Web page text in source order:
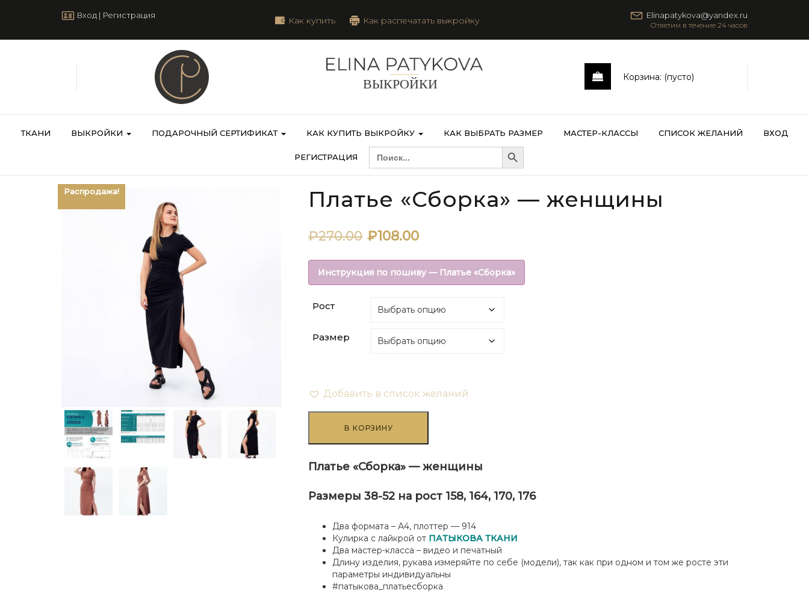
Как купить Как распечатать выкройку
Вход | Регистрация Elinapatykova@yandex.ru
Корзина: (пусто)
ТКАНИ ВЫКРОЙКИ ПОДАРОЧНЫЙ СЕРТИФИКАТ КАК КУПИТЬ ВЫКРОЙКУ КАК ВЫБРАТЬ РАЗМЕР МАСТЕР-КЛАССЫ СПИСОК ЖЕЛАНИЙ ВХОД
РЕГИСТРАЦИЯ
SEARCH
FOR:
Search Button
Распродажа! Платье «Сборка» — женщины
₽270.00 Первоначальная
цена
составляла
₽270.00.
₽108.00Текущая
цена:
₽108.00.
Инструкция по пошиву — Платье «Сборка»
Рост
Размер
Добавить в список желаний
Платье
-
В КОРЗИНУ
Платье «Сборка» — женщины
Размеры 38-52 на рост 158, 164, 170, 176
Два формата – А4, плоттер — 914
Кулирка с лайкрой от ПАТЫКОВА ТКАНИ
Два мастер-класса – видео и печатный
Длину изделия, рукава измеряйте по себе (модели), так как при одном и том же росте эти
параметры индивидуальны
#патыкова_платьесборка